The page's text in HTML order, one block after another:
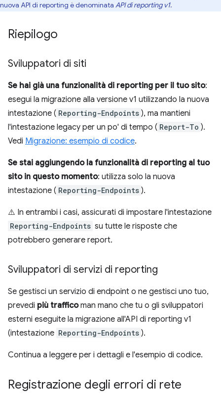
nuova API di reporting è denominata API di reporting v1.
Riepilogo
Sviluppatori di siti
Se hai già una funzionalità di reporting per il tuo sito:
esegui la migrazione alla versione v1 utilizzando la nuova
intestazione ( Reporting-Endpoints ), ma mantieni
l'intestazione legacy per un po' di tempo ( Report-To ).
Vedi Migrazione: esempio di codice.
Se stai aggiungendo la funzionalità di reporting al tuo
sito in questo momento: utilizza solo la nuova
intestazione ( Reporting-Endpoints ).
⚠️ In entrambi i casi, assicurati di impostare l'intestazione
Reporting-Endpoints su tutte le risposte che
potrebbero generare report.
Sviluppatori di servizi di reporting
Se gestisci un servizio di endpoint o ne gestisci uno tuo,
prevedi più trafficoman mano che tu o gli sviluppatori
esterni eseguite la migrazione all'API di reporting v1
(intestazione Reporting-Endpoints ).
Continua a leggere per i dettagli e l'esempio di codice.
Registrazione degli errori di rete